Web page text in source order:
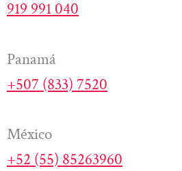
919 991 040
Panamá
+507 (833) 7520
México
+52 (55) 85263960